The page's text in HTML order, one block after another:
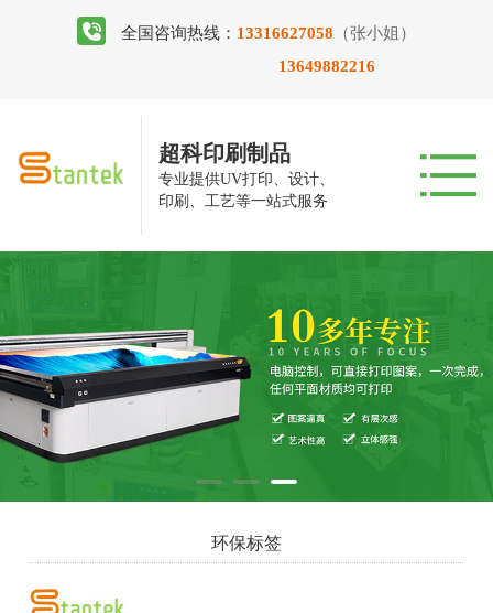
全国咨询热线： 13316627058 （张小姐）
13649882216
超科印刷制品
专业提供UV打印、设计、
印刷、工艺等一站式服务
环保标签